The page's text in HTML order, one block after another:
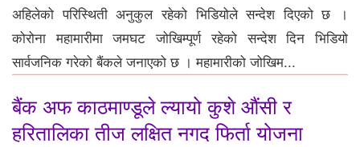
अहिलेको परिस्थिती अनुकुल रहेको भिडियोले सन्देश दिएको छ ।
कोरोना महामारीमा जमघट जोखिम्पूर्ण रहेको सन्देश दिन भिडियो
सार्वजनिक गरेको बैंकले जनाएको छ । महामारीको जोखिम...
बैंक अफ काठमाण्डूले ल्यायो कुशे औंसी र
हरितालिका तीज लक्षित नगद फिर्ता योजना